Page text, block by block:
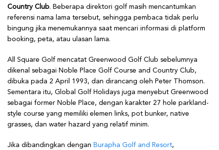
Country Club. Beberapa direktori golf masih mencantumkan
referensi nama lama tersebut, sehingga pembaca tidak perlu
bingung jika menemukannya saat mencari informasi di platform
booking, peta, atau ulasan lama.
All Square Golf mencatat Greenwood Golf Club sebelumnya
dikenal sebagai Noble Place Golf Course and Country Club,
dibuka pada 2 April 1993, dan dirancang oleh Peter Thomson.
Sementara itu, Global Golf Holidays juga menyebut Greenwood
sebagai former Noble Place, dengan karakter 27 hole parkland-
style course yang memiliki elemen links, pot bunker, native
grasses, dan water hazard yang relatif minim.
Jika dibandingkan dengan Burapha Golf and Resort,